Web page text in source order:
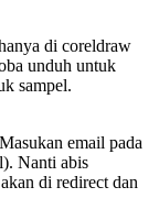
di coreldraw
unduh untuk
sampel.
email pada
Nanti abis
di redirect dan